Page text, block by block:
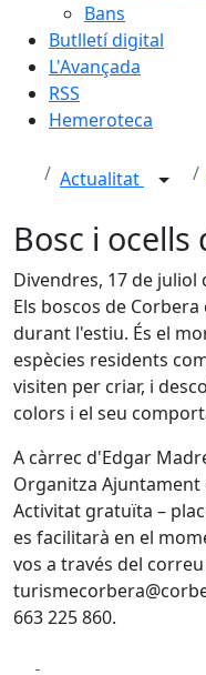
Bans
Butlletí digital
L'Avançada
RSS
Hemeroteca
Actualitat
Bosc i ocells
Divendres, 17 de juliol
Els boscos de
durant l'estiu. És el
espècies residents
visiten per criar, i
colors i el seu
A càrrec d'Edgar
Organitza Ajuntament
Activitat gratuïta –
es facilitarà en el
vos a través del
663 225 860.